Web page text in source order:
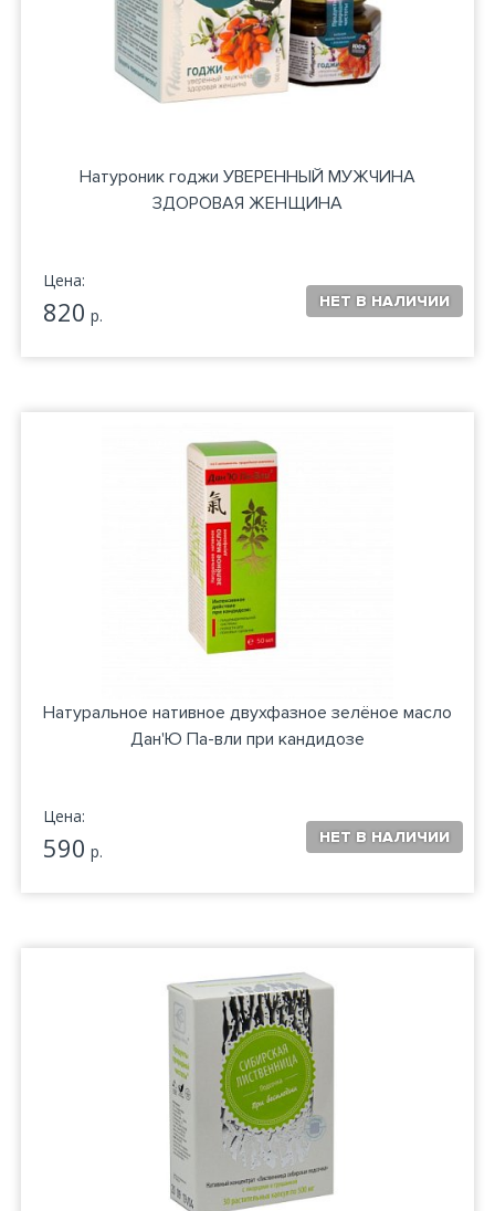
Натуроник годжи УВЕРЕННЫЙ МУЖЧИНА
ЗДОРОВАЯ ЖЕНЩИНА
Цена:
820 р.
Натуральное нативное двухфазное зелёное масло
Дан'Ю Па-вли при кандидозе
Цена:
590 р.